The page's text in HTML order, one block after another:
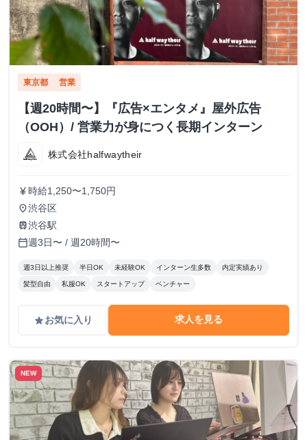
東京都 営業
【週20時間〜】『広告×エンタメ』屋外広告
（OOH）/ 営業力が身につく長期インターン
株式会社halfwaytheir
currency_yen 時給1,250〜1,750円
place渋谷区
train渋谷駅
calendar_today週3日〜 / 週20時間〜
週3日以上推奨 半日OK 未経験OK インターン生多数 内定実績あり
髪型自由 私服OK スタートアップ ベンチャー
gradeお気に入り 求人を見る
NEW